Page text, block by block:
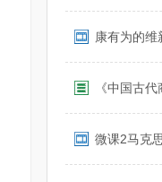
康有为的维
《中国古
微课2马克